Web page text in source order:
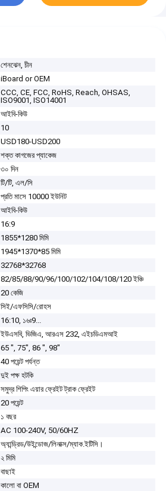
শেনঝেন, চীন
iBoard or OEM
CCC, CE, FCC, RoHS, Reach, OHSAS,
ISO9001, ISO14001
আইবি-কিউ
10
USD180-USD200
শক্ত কাগজের প্যাকেজ
৩০ দিন
টি/টি, এল/সি
প্রতি মাসে 10000 ইউনিট
আইবি-কিউ
16:9
1855*1280 মিমি
1945*1370*85 মিমি
32768*32768
82/85/88/90/96/100/102/104/108/120 ইঞ্চি
20 কেজি
সিই/এফসিসি/রোহস
16:10, ১৬ঃ9...
ইউএসবি, ভিজিএ, আরএস 232, এইচডিএমআই
65 ", 75", 86 ", 98"
40 পয়েন্ট পর্যন্ত
দুই পক্ষ হটকি
সমুদ্র শিপিং এয়ার ফ্রেইট ট্রাক ফ্রেইট
20 পয়েন্ট
১ বছর
AC 100-240V, 50/60HZ
অ্যান্ড্রিড/উইন্ডোজ/লিনাক্স/ম্যাক.ইটিসি।
২ মিমি
বাছাই
কালো বা OEM